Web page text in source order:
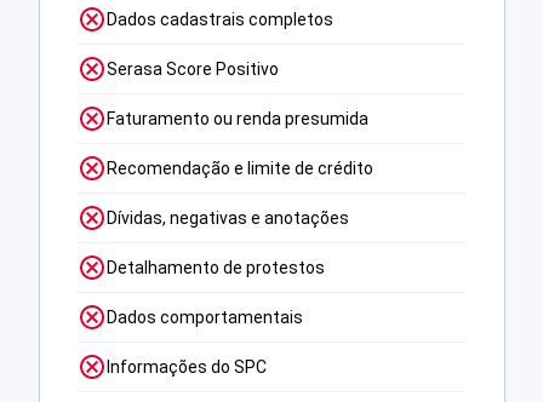
Dados cadastrais completos
Serasa Score Positivo
Faturamento ou renda presumida
Recomendação e limite de crédito
Dívidas, negativas e anotações
Detalhamento de protestos
Dados comportamentais
Informações do SPC